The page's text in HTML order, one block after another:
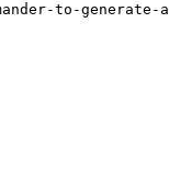
to-generate-